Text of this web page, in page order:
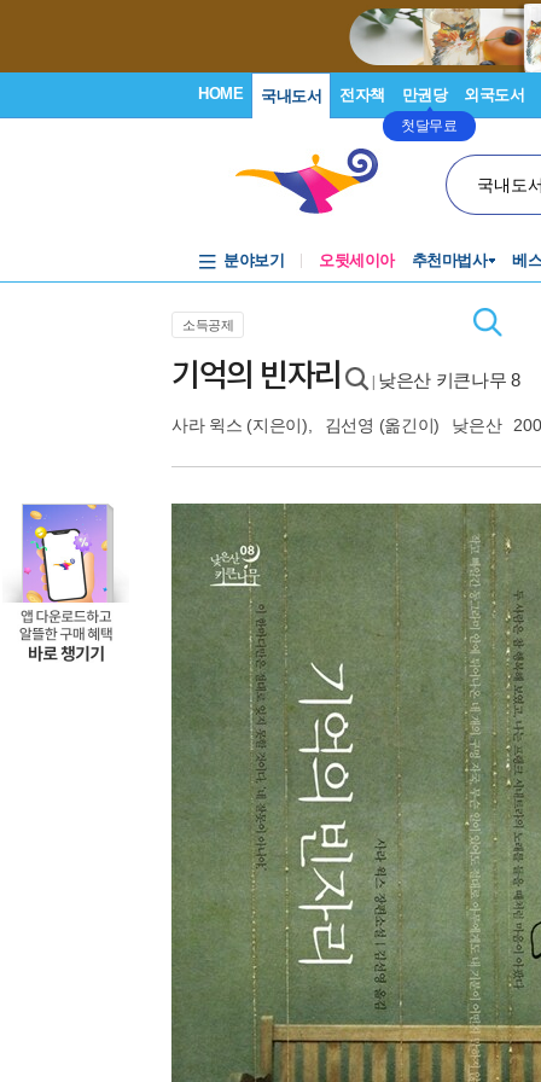
HOME 국내도서 전자책 만권당
첫달무료
외국도서
국내도
분야보기 오뒷세이아 추천마법사 베
소득공제
기억의 빈자리 낮은산 키큰나무 8
사라 윅스 (지은이), 김선영 (옮긴이) 낮은산